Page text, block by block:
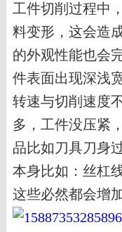
工件切削过程中
料变形，这会造
的外观性能也会
件表面出现深浅
转速与切削速度
多，工件没压紧
品比如刀具刀身
本身比如：丝杠
这些必然都会增